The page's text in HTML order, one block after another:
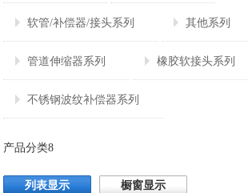
软管/补偿器/接头系列 其他系列
管道伸缩器系列 橡胶软接头系列
不锈钢波纹补偿器系列
产品分类8
列表显示 橱窗显示